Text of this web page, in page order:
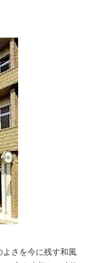
て見た方はビック
さを今に残す和風